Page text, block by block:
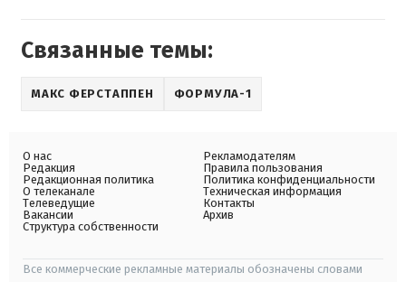
Связанные темы:
МАКС ФЕРСТАППЕН ФОРМУЛА-1
О нас
Редакция
Редакционная политика
О телеканале
Телеведущие
Вакансии
Структура собственности
Рекламодателям
Правила пользования
Политика конфиденциальности
Техническая информация
Контакты
Архив
Все коммерческие рекламные материалы обозначены словами